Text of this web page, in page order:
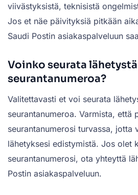
viivästyksistä, teknisistä
Jos et näe päivityksiä pitkään
Saudi Postin asiakaspalveluun
Voinko seurata
seurantanumeroa?
Valitettavasti et voi seurata
seurantanumeroa. Varmista, että
seurantanumerosi turvassa, jotta
lähetyksesi edistymistä. Jos olet
seurantanumerosi, ota yhteyttä
Postin asiakaspalveluun.